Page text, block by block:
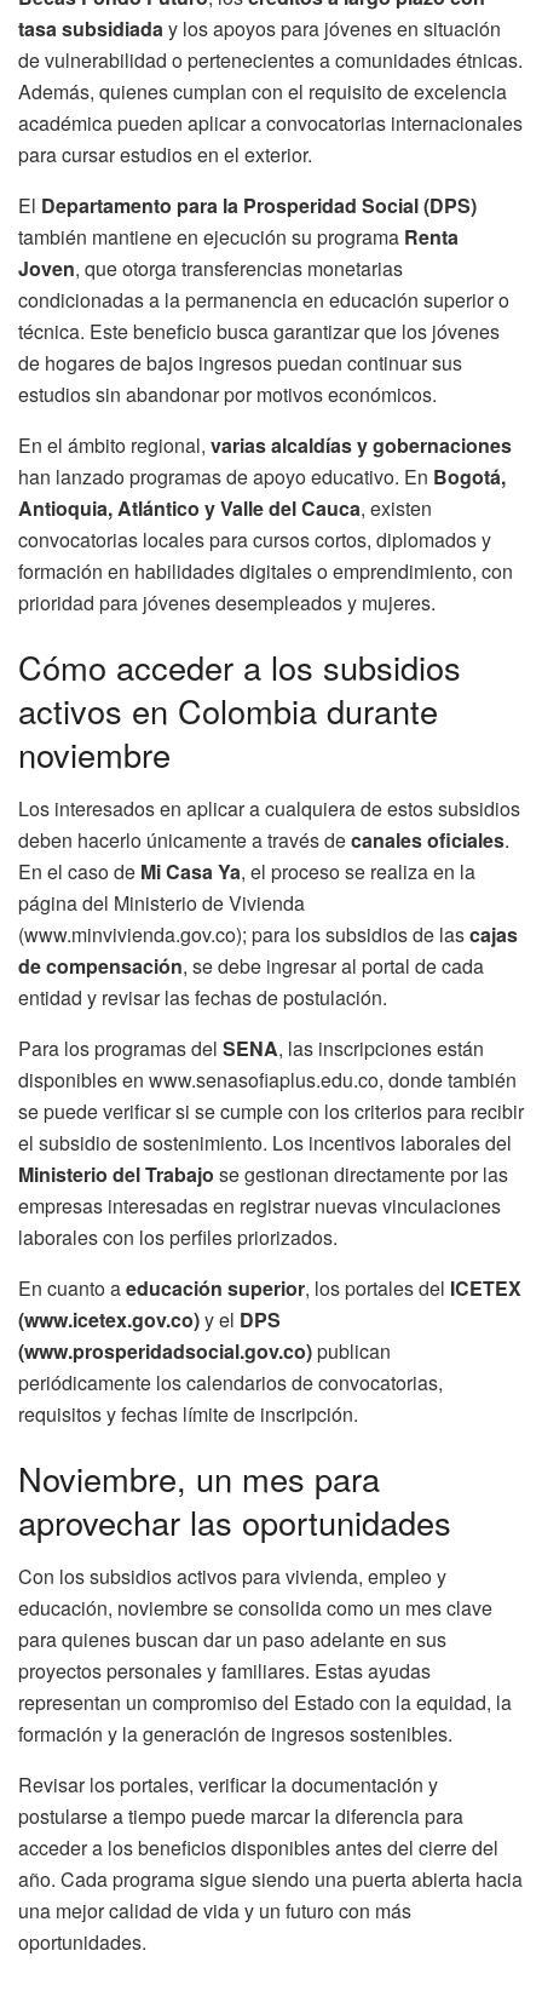
tasa subsidiada y los apoyos para jóvenes en situación
de vulnerabilidad o pertenecientes a comunidades étnicas.
Además, quienes cumplan con el requisito de excelencia
académica pueden aplicar a convocatorias internacionales
para cursar estudios en el exterior.
El Departamento para la Prosperidad Social (DPS)
también mantiene en ejecución su programa Renta
Joven, que otorga transferencias monetarias
condicionadas a la permanencia en educación superior o
técnica. Este beneficio busca garantizar que los jóvenes
de hogares de bajos ingresos puedan continuar sus
estudios sin abandonar por motivos económicos.
En el ámbito regional, varias alcaldías y gobernaciones
han lanzado programas de apoyo educativo. En Bogotá,
Antioquia, Atlántico y Valle del Cauca, existen
convocatorias locales para cursos cortos, diplomados y
formación en habilidades digitales o emprendimiento, con
prioridad para jóvenes desempleados y mujeres.
Cómo acceder a los subsidios
activos en Colombia durante
noviembre
Los interesados en aplicar a cualquiera de estos subsidios
deben hacerlo únicamente a través decanales oficiales.
En el caso de Mi Casa Ya, el proceso se realiza en la
página del Ministerio de Vivienda
(www.minvivienda.gov.co); para los subsidios de lascajas
de compensación, se debe ingresar al portal de cada
entidad y revisar las fechas de postulación.
Para los programas del SENA, las inscripciones están
disponibles en www.senasofiaplus.edu.co, donde también
se puede verificar si se cumple con los criterios para recibir
el subsidio de sostenimiento. Los incentivos laborales del
Ministerio del Trabajo se gestionan directamente por las
empresas interesadas en registrar nuevas vinculaciones
laborales con los perfiles priorizados.
En cuanto aeducación superior, los portales del ICETEX
(www.icetex.gov.co)y el DPS
(www.prosperidadsocial.gov.co)publican
periódicamente los calendarios de convocatorias,
requisitos y fechas límite de inscripción.
Noviembre, un mes para
aprovechar las oportunidades
Con los subsidios activos para vivienda, empleo y
educación, noviembre se consolida como un mes clave
para quienes buscan dar un paso adelante en sus
proyectos personales y familiares. Estas ayudas
representan un compromiso del Estado con la equidad, la
formación y la generación de ingresos sostenibles.
Revisar los portales, verificar la documentación y
postularse a tiempo puede marcar la diferencia para
acceder a los beneficios disponibles antes del cierre del
año. Cada programa sigue siendo una puerta abierta hacia
una mejor calidad de vida y un futuro con más
oportunidades.